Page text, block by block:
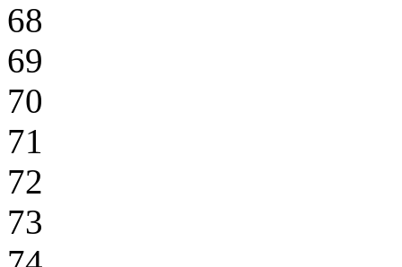
68
69
70
71
72
73